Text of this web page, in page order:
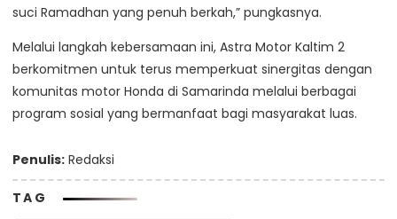
suci Ramadhan yang penuh berkah,” pungkasnya.
Melalui langkah kebersamaan ini, Astra Motor Kaltim 2
berkomitmen untuk terus memperkuat sinergitas dengan
komunitas motor Honda di Samarinda melalui berbagai
program sosial yang bermanfaat bagi masyarakat luas.
Penulis: Redaksi
TAG